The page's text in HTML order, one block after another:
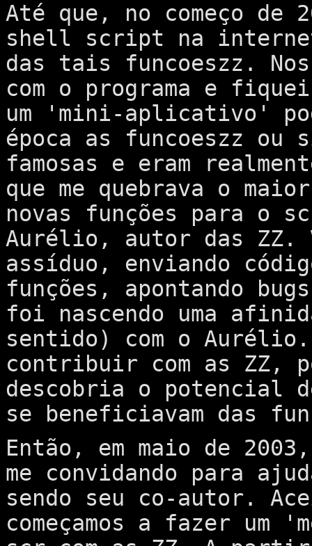
Até que, no começo de
shell script na
das tais funcoeszz.
com o programa e
um 'mini-aplicativo'
época as funcoeszz ou
famosas e eram
que me quebrava o
novas funções para o
Aurélio, autor das ZZ.
assíduo, enviando
funções, apontando
foi nascendo uma
sentido) com o
contribuir com as ZZ,
descobria o potencial
se beneficiavam das
Então, em maio de
me convidando para
sendo seu co-autor.
começamos a fazer um